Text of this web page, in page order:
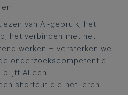
van AI‑gebruik, het
het verbinden met het
werken – versterken we
onderzoekscompetentie
blijft AI een
shortcut die het leren